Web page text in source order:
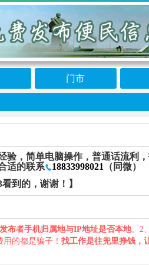
门市
验，简单电脑操作，普通话流利
适的联系
18833998021
（同微）
到的，谢谢！】
布者手机归属地与IP地址是否本地。2
的都是骗子！ 找工作是往兜里挣钱，